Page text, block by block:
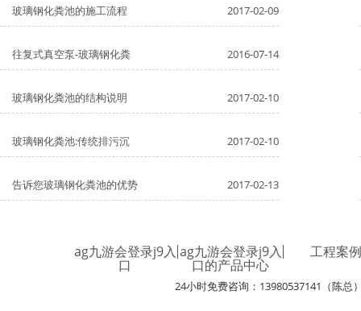
玻璃钢化粪池的施工流程 2017-02-09
往复式真空泵-玻璃钢化粪 2016-07-14
玻璃钢化粪池的结构说明 2017-02-10
玻璃钢化粪池:传统排污沉 2017-02-10
告诉您玻璃钢化粪池的优势 2017-02-13
ag九游会登录j9入
口
ag九游会登录j9入
口的产品中心
工程案例
24小时免费咨询：13980537141（陈总